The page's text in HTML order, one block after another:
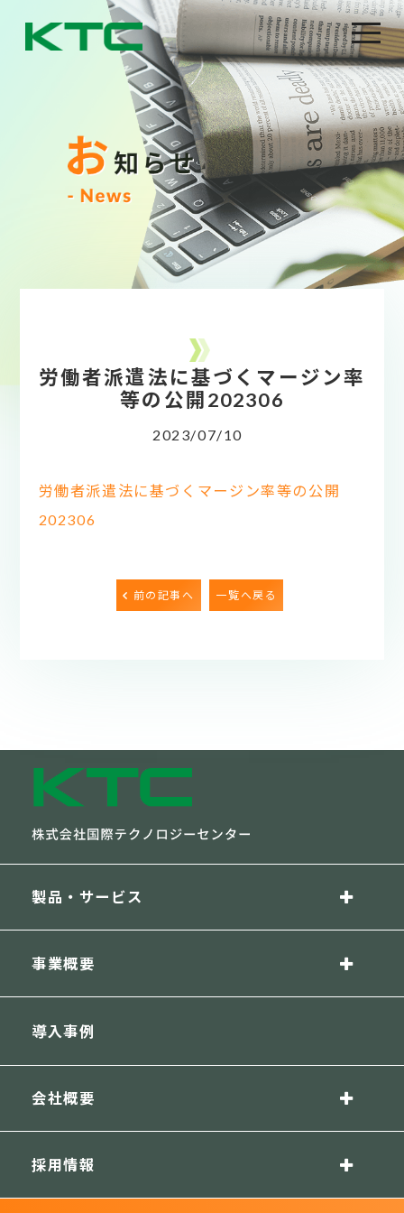
労働者派遣法に基づくマージン率
等の公開202306
2023/07/10
労働者派遣法に基づくマージン率等の公開
202306
前の記事へ 一覧へ戻る
製品・サービス
事業概要
導入事例
会社概要
採用情報